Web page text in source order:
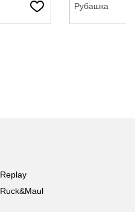
Рубашка
Replay
Ruck&Maul